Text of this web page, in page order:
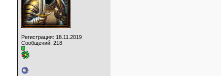
Регистрация: 18.11.2019
Сообщений: 218